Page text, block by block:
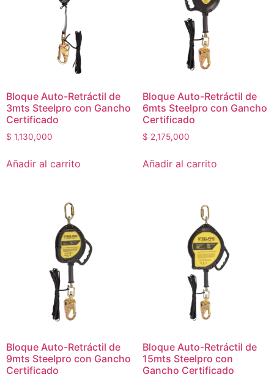
Bloque Auto-Retráctil de
3mts Steelpro con Gancho
Certificado
$ 1,130,000
Añadir al carrito
Bloque Auto-Retráctil de
6mts Steelpro con Gancho
Certificado
$ 2,175,000
Añadir al carrito
Bloque Auto-Retráctil de
9mts Steelpro con Gancho
Certificado
Bloque Auto-Retráctil de
15mts Steelpro con
Gancho Certificado